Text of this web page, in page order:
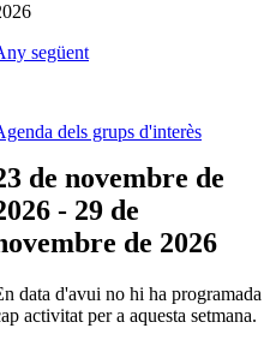
següent
dels grups d'interès
de novembre de
- 29 de
de 2026
data d'avui no hi ha programada
activitat per a aquesta setmana.